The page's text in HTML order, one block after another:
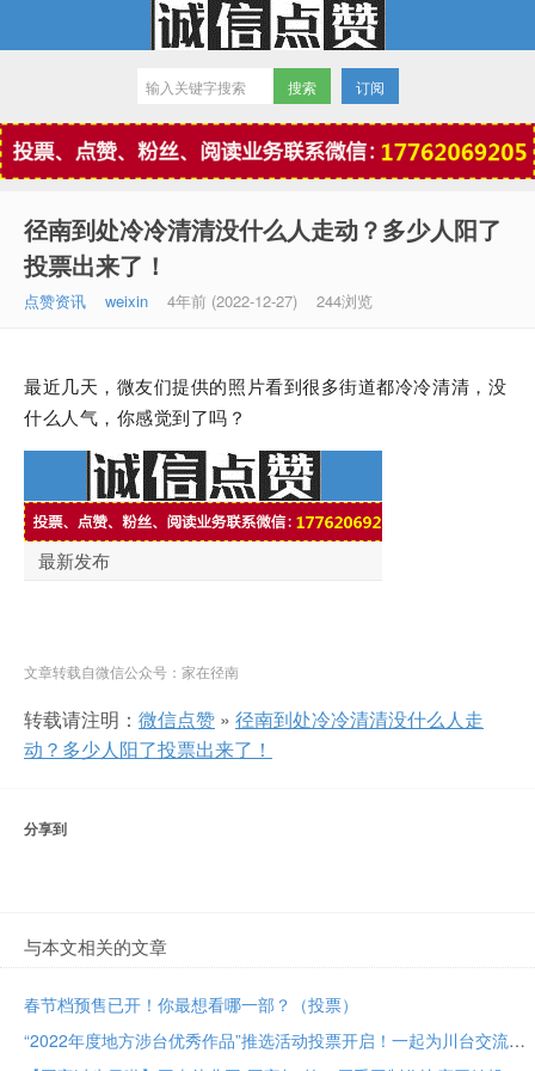
微信点赞
订阅
径南到处冷冷清清没什么人走动？多少人阳了
投票出来了！
点赞资讯 weixin 4年前 (2022-12-27) 244浏览
最近几天，微友们提供的照片看到很多街道都冷冷清清，没
什么人气，你感觉到了吗？
文章转载自微信公众号：家在径南
转载请注明： 微信点赞 » 径南到处冷冷清清没什么人走
动？多少人阳了投票出来了！
分享到
与本文相关的文章
春节档预售已开！你最想看哪一部？（投票）
“2022年度地方涉台优秀作品”推选活动投票开启！一起为川台交流成果助力！